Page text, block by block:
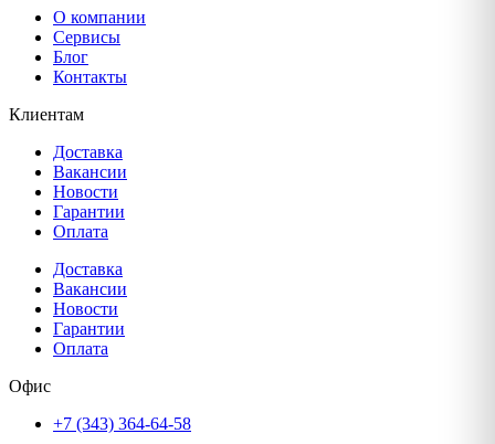
О компании
Сервисы
Блог
Контакты
Клиентам
Доставка
Вакансии
Новости
Гарантии
Оплата
Доставка
Вакансии
Новости
Гарантии
Оплата
Офис
+7 (343) 364-64-58